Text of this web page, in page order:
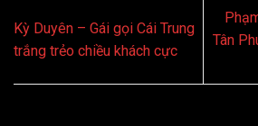
Kỳ Duyên – Gái gọi Cái Trung
trắng trẻo chiều khách cực
Tân